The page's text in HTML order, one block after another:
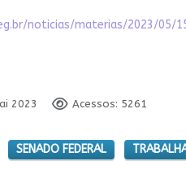
noticias/materias/2023/
2023 Acessos: 5261
SENADO FEDERAL